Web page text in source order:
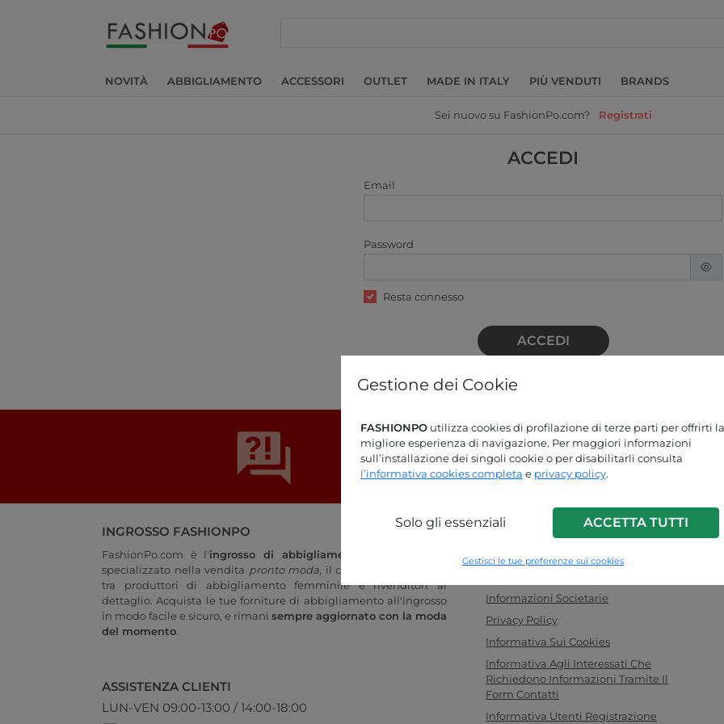
Gestione dei Cookie
FASHIONPO utilizza cookies di profilazione di terze parti per offrirti la
migliore esperienza di navigazione. Per maggiori informazioni
sull’installazione dei singoli cookie o per disabilitarli consulta
l’informativa cookies completa e privacy policy.
Solo gli essenziali ACCETTA TUTTI
Gestisci le tue preferenze sui cookies
NOVITÀ ABBIGLIAMENTO ACCESSORI OUTLET MADE IN ITALY PIÙ VENDUTI BRANDS
Sei nuovo su FashionPo.com? Registrati
ACCEDI
Email
Password
Resta connesso
ACCEDI
Password dimenticata?
Stai cercando delle risposte?
Dai un'occhiata alla nostra pagina FAQ!
INGROSSO FASHIONPO
FashionPo.com è l'ingrosso di abbigliamento donna online
specializzato nella vendita pronto moda , il collegamento ideale
tra produttori di abbigliamento femminile e rivenditori al
dettaglio. Acquista le tue forniture di abbigliamento all'ingrosso
in modo facile e sicuro, e rimani sempre aggiornato con la moda
del momento
ASSISTENZA CLIENTI
LUN-VEN 09:00-13:00 / 14:00-18:00
INFO LINK
Informazioni Societarie
Privacy Policy
Informativa Sui Cookies
Informativa Agli Interessati Che
Richiedono Informazioni Tramite Il
Form Contatti
Informativa Utenti Registrazione